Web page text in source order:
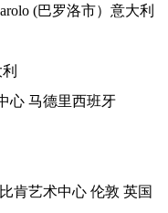
(巴罗洛市）意大利
心 马德里西班牙
肯艺术中心 伦敦 英国